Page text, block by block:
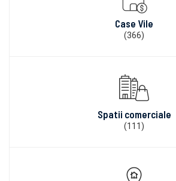
Case Vile
(366)
Spatii comerciale
(111)